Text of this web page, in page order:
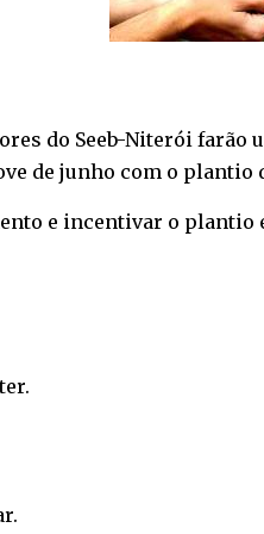
do Seeb-Niterói
de junho com o plantio
e incentivar o
.
.